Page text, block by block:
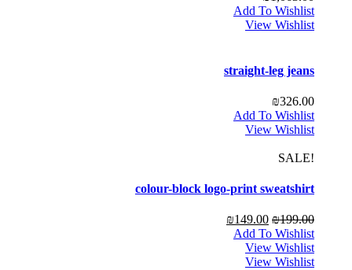
Add To Wishlist
View Wishlist
straight-leg jeans
₪326.00
Add To Wishlist
View Wishlist
!SALE
colour-block logo-print sweatshirt
₪199.00
₪149.00
Add To Wishlist
View Wishlist
View Wishlist